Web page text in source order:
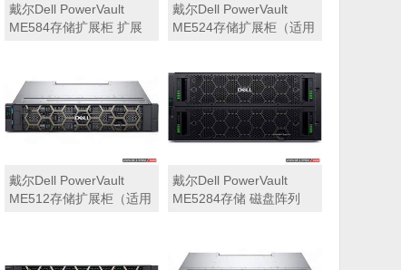
戴尔Dell PowerVault
ME584存储扩展柜 扩展
ME5224，ME5284等主
存储扩展）
戴尔Dell PowerVault
ME524存储扩展柜（适用
戴尔Dell PowerVault
ME512存储扩展柜（适用
戴尔Dell PowerVault
ME5284存储 磁盘阵列